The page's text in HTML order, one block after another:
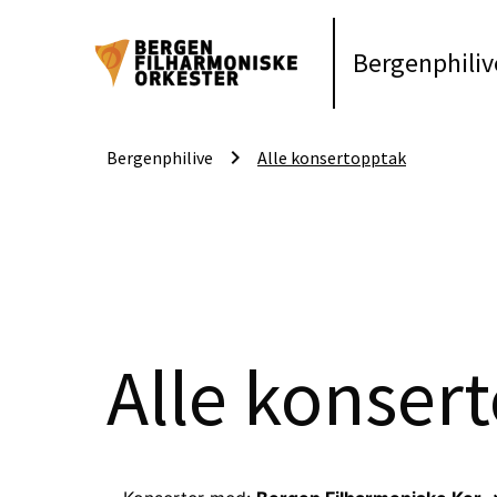
Bergenphilive keyboard_arrow_right Alle konsertopptak
Alle